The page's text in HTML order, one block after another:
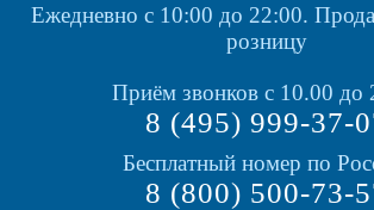
Ежедневно с 10:00 до 22:00.
розницу
Приём звонков с 10.00 до
8 (495) 999-37-
Бесплатный номер по
8 (800) 500-73-